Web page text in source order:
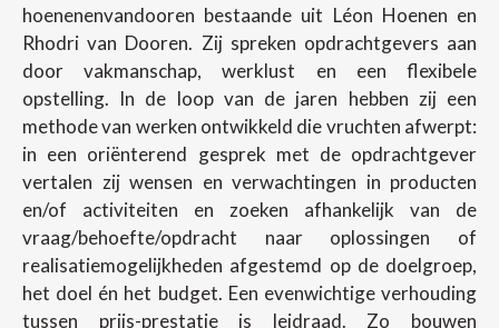
hoenenenvandooren bestaande uit Léon Hoenen en
Rhodri van Dooren. Zij spreken opdrachtgevers aan
door vakmanschap, werklust en een flexibele
opstelling. In de loop van de jaren hebben zij een
methode van werken ontwikkeld die vruchten afwerpt:
in een oriënterend gesprek met de opdrachtgever
vertalen zij wensen en verwachtingen in producten
en/of activiteiten en zoeken afhankelijk van de
vraag/behoefte/opdracht naar oplossingen of
realisatiemogelijkheden afgestemd op de doelgroep,
het doel én het budget. Een evenwichtige verhouding
tussen prijs-prestatie is leidraad. Zo bouwen